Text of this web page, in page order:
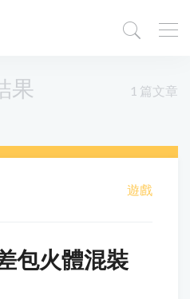
果 1 篇文章
遊戲
包火體混裝